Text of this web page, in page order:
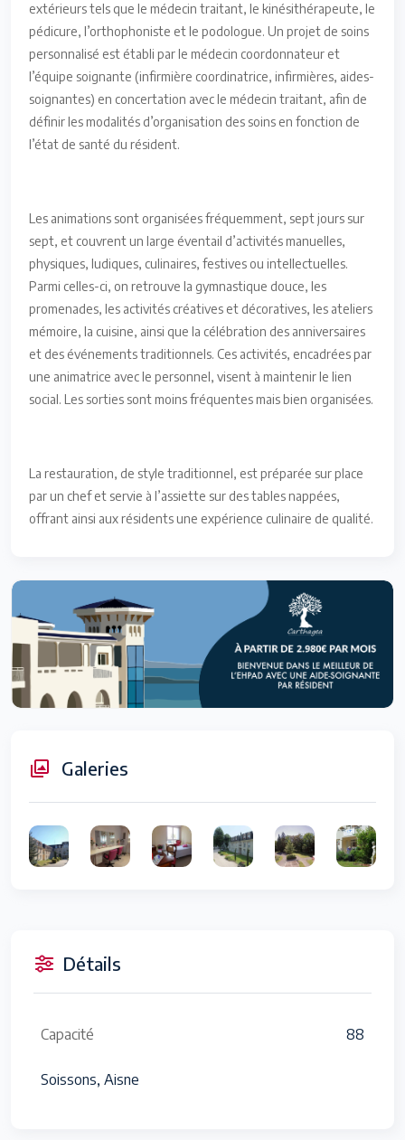
extérieurs tels que le médecin traitant, le kinésithérapeute, le
pédicure, l’orthophoniste et le podologue. Un projet de soins
personnalisé est établi par le médecin coordonnateur et
l’équipe soignante (infirmière coordinatrice, infirmières, aides-
soignantes) en concertation avec le médecin traitant, afin de
définir les modalités d’organisation des soins en fonction de
l’état de santé du résident.
Les animations sont organisées fréquemment, sept jours sur
sept, et couvrent un large éventail d’activités manuelles,
physiques, ludiques, culinaires, festives ou intellectuelles.
Parmi celles-ci, on retrouve la gymnastique douce, les
promenades, les activités créatives et décoratives, les ateliers
mémoire, la cuisine, ainsi que la célébration des anniversaires
et des événements traditionnels. Ces activités, encadrées par
une animatrice avec le personnel, visent à maintenir le lien
social. Les sorties sont moins fréquentes mais bien organisées.
La restauration, de style traditionnel, est préparée sur place
par un chef et servie à l’assiette sur des tables nappées,
offrant ainsi aux résidents une expérience culinaire de qualité.
Galeries
Détails
Capacité 88
Soissons, Aisne